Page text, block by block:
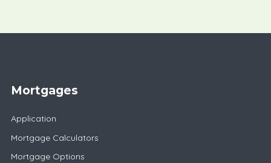
Mortgages
Application
Mortgage Calculators
Mortgage Options